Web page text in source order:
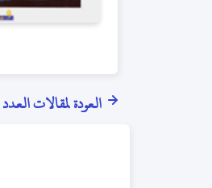
العودة لمقالات العدد